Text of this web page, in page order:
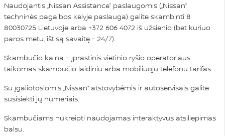
Naudojantis „Nissan Assistance” paslaugomis („Nissan”
techninės pagalbos kelyje paslauga) galite skambinti 8
80030725 Lietuvoje arba +372 606 4072 iš užsienio (bet kuriuo
paros metu, ištisą savaitę - 24/7).
Skambučio kaina – įprastinis vietinio ryšio operatoriaus
taikomas skambučio laidiniu arba mobiliuoju telefonu tarifas.
Su įgaliotosiomis „Nissan“ atstovybėmis ir autoservisais galite
susisiekti jų numeriais.
Skambučiams nukreipti naudojamas interaktyvus atsiliepimas
balsu.